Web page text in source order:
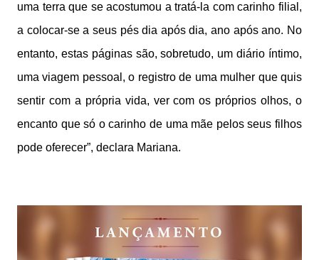
uma terra que se acostumou a tratá-la com carinho filial,
a colocar-se a seus pés dia após dia, ano após ano. No
entanto, estas páginas são, sobretudo, um diário íntimo,
uma viagem pessoal, o registro de uma mulher que quis
sentir com a própria vida, ver com os próprios olhos, o
encanto que só o carinho de uma mãe pelos seus filhos
pode oferecer”, declara Mariana.